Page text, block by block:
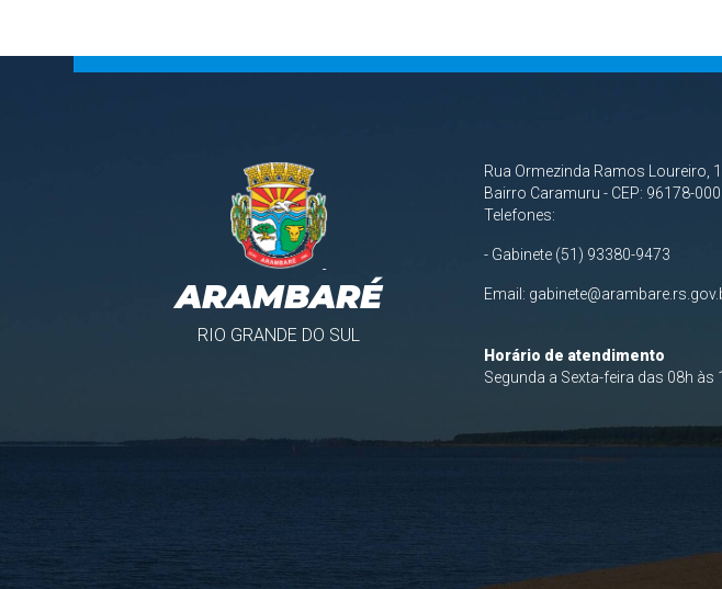
ARAMBARÉ
RIO GRANDE DO SUL
Rua Ormezinda Ramos Loureiro,
Bairro Caramuru - CEP: 96178-000
Telefones:
- Gabinete (51) 93380-9473
Email:
Horário de atendimento
Segunda a Sexta-feira das 08h às